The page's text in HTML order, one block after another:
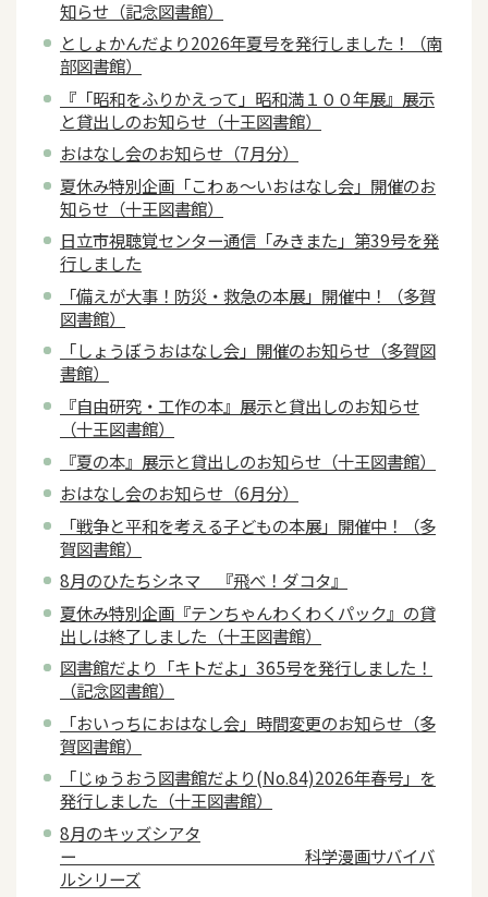
知らせ（記念図書館）
としょかんだより2026年夏号を発行しました！（南
部図書館）
『「昭和をふりかえって」昭和満１００年展』展示
と貸出しのお知らせ（十王図書館）
おはなし会のお知らせ（7月分）
夏休み特別企画「こわぁ～いおはなし会」開催のお
知らせ（十王図書館）
日立市視聴覚センター通信「みきまた」第39号を発
行しました
「備えが大事！防災・救急の本展」開催中！（多賀
図書館）
「しょうぼうおはなし会」開催のお知らせ（多賀図
書館）
『自由研究・工作の本』展示と貸出しのお知らせ
（十王図書館）
『夏の本』展示と貸出しのお知らせ（十王図書館）
おはなし会のお知らせ（6月分）
「戦争と平和を考える子どもの本展」開催中！（多
賀図書館）
8月のひたちシネマ 『飛べ！ダコタ』
夏休み特別企画『テンちゃんわくわくパック』の貸
出しは終了しました（十王図書館）
図書館だより「キトだよ」365号を発行しました！
（記念図書館）
「おいっちにおはなし会」時間変更のお知らせ（多
賀図書館）
「じゅうおう図書館だより(No.84)2026年春号」を
発行しました（十王図書館）
8月のキッズシアタ
ー 科学漫画サバイバ
ルシリーズ